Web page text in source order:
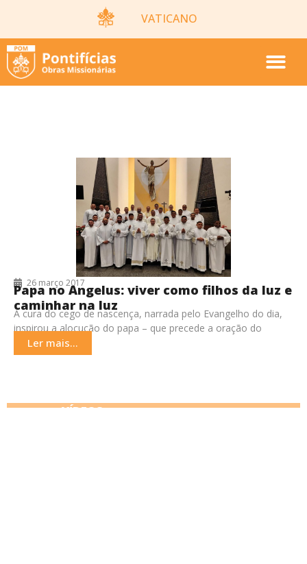
VATICANO
26 março 2017
Papa no Angelus: viver como filhos da luz e
caminhar na luz
A cura do cego de nascença, narrada pelo Evangelho do dia,
inspirou a alocução do papa – que precede a oração do
Angelus –
Ler mais...
VÍDEOS